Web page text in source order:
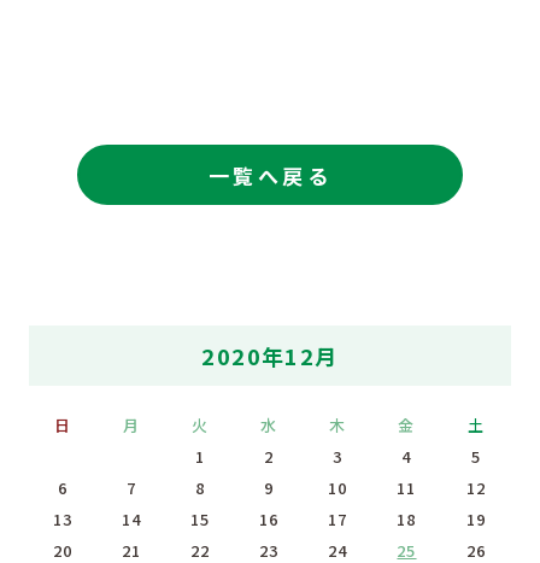
一覧へ戻る
2020年12月
日 月 火 水 木 金 土
1 2 3 4
5
6
7 8 9 10 11
12
13
14 15 16 17 18
19
20
21 22 23 24 25
26